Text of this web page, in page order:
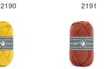
2190 2191